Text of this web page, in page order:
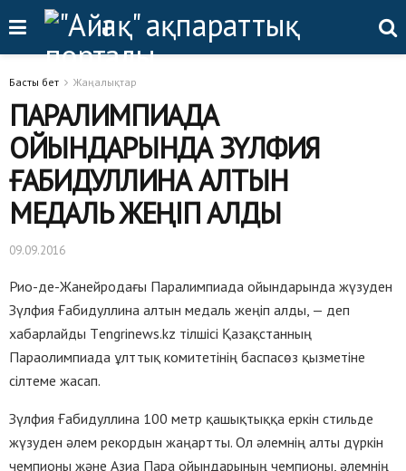
Басты бет Жаңалықтар
ПАРАЛИМПИАДА
ОЙЫНДАРЫНДА ЗҮЛФИЯ
ҒАБИДУЛЛИНА АЛТЫН
МЕДАЛЬ ЖЕҢІП АЛДЫ
09.09.2016
Рио-де-Жанейродағы Паралимпиада ойындарында жүзуден
Зүлфия Ғабидуллина алтын медаль жеңіп алды, — деп
хабарлайды Тengrinews.kz тілшісі Қазақстанның
Параолимпиада ұлттық комитетінің баспасөз қызметіне
сілтеме жасап.
Зүлфия Ғабидуллина 100 метр қашықтыққа еркін стильде
жүзуден әлем рекордын жаңартты. Ол әлемнің алты дүркін
чемпионы және Азиа Пара ойындарының чемпионы, әлемнің